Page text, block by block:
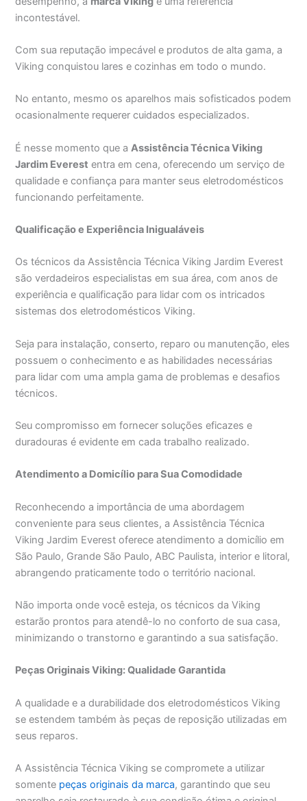
incontestável.
Com sua reputação impecável e produtos de alta gama, a
Viking conquistou lares e cozinhas em todo o mundo.
No entanto, mesmo os aparelhos mais sofisticados podem
ocasionalmente requerer cuidados especializados.
É nesse momento que aAssistência Técnica Viking
Jardim Everest entra em cena, oferecendo um serviço de
qualidade e confiança para manter seus eletrodomésticos
funcionando perfeitamente.
Qualificação e Experiência Inigualáveis
Os técnicos da Assistência Técnica Viking Jardim Everest
são verdadeiros especialistas em sua área, com anos de
experiência e qualificação para lidar com os intricados
sistemas dos eletrodomésticos Viking.
Seja para instalação, conserto, reparo ou manutenção, eles
possuem o conhecimento e as habilidades necessárias
para lidar com uma ampla gama de problemas e desafios
técnicos.
Seu compromisso em fornecer soluções eficazes e
duradouras é evidente em cada trabalho realizado.
Atendimento a Domicílio para Sua Comodidade
Reconhecendo a importância de uma abordagem
conveniente para seus clientes, a Assistência Técnica
Viking Jardim Everest oferece atendimento a domicílio em
São Paulo, Grande São Paulo, ABC Paulista, interior e litoral,
abrangendo praticamente todo o território nacional.
Não importa onde você esteja, os técnicos da Viking
estarão prontos para atendê-lo no conforto de sua casa,
minimizando o transtorno e garantindo a sua satisfação.
Peças Originais Viking: Qualidade Garantida
A qualidade e a durabilidade dos eletrodomésticos Viking
se estendem também às peças de reposição utilizadas em
seus reparos.
A Assistência Técnica Viking se compromete a utilizar
somente peças originais da marca, garantindo que seu